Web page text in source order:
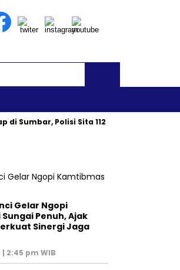
di Sumbar, Polisi Sita 112 Gram Sabu
Gelar Ngopi
Penuh, Ajak
Sinergi Jaga
2:45 pm WIB